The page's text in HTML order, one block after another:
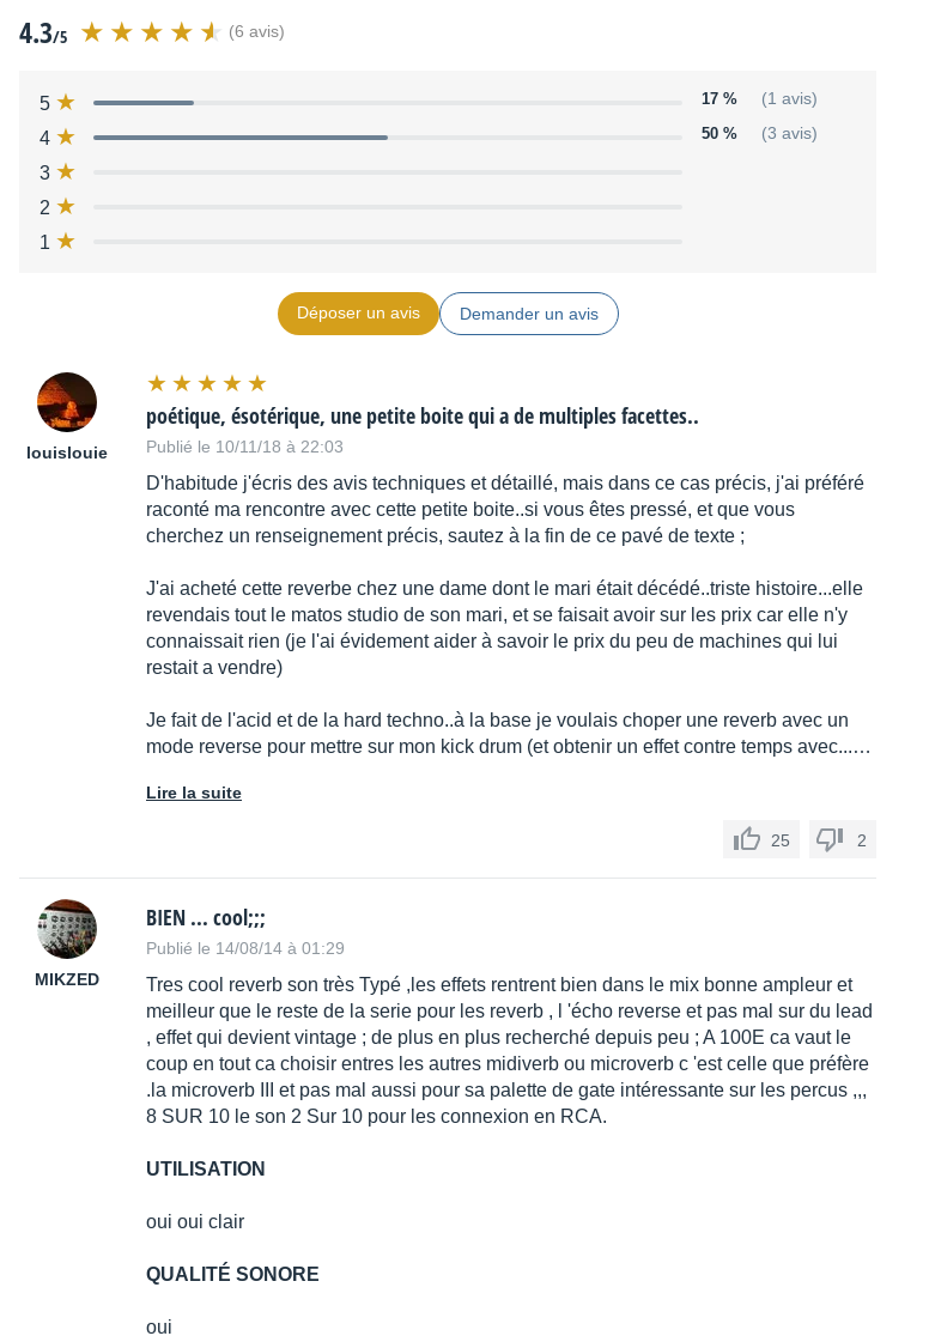
4.3/5 (6 avis)
5 17 % (1 avis)
4 50 % (3 avis)
3
2
1
Déposer un avis Demander un avis
louislouie
poétique, ésotérique, une petite boite qui a de multiples facettes..
Publié le 10/11/18 à 22:03
D'habitude j'écris des avis techniques et détaillé, mais dans ce cas précis, j'ai préféré
raconté ma rencontre avec cette petite boite..si vous êtes pressé, et que vous
cherchez un renseignement précis, sautez à la fin de ce pavé de texte ;
J'ai acheté cette reverbe chez une dame dont le mari était décédé..triste histoire...elle
revendais tout le matos studio de son mari, et se faisait avoir sur les prix car elle n'y
connaissait rien (je l'ai évidement aider à savoir le prix du peu de machines qui lui
restait a vendre)
Je fait de l'acid et de la hard techno..à la base je voulais choper une reverb avec un
mode reverse pour mettre sur mon kick drum (et obtenir un effet contre temps avec...…
Lire la suite
25 2
MIKZED
BIEN ... cool;;;
Publié le 14/08/14 à 01:29
Tres cool reverb son très Typé ,les effets rentrent bien dans le mix bonne ampleur et
meilleur que le reste de la serie pour les reverb , l 'écho reverse et pas mal sur du lead
, effet qui devient vintage ; de plus en plus recherché depuis peu ; A 100E ca vaut le
coup en tout ca choisir entres les autres midiverb ou microverb c 'est celle que préfère
.la microverb III et pas mal aussi pour sa palette de gate intéressante sur les percus ,,,
8 SUR 10 le son 2 Sur 10 pour les connexion en RCA.
UTILISATION
oui oui clair
QUALITÉ SONORE
oui